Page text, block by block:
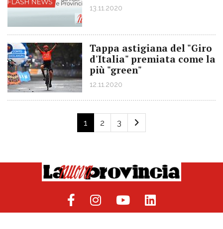
13.11.2020
Tappa astigiana del "Giro
d'Italia" premiata come la
più "green"
12.11.2020
1 2 3